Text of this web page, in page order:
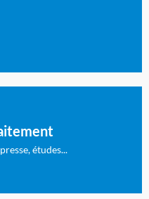
rubriques qui
études...
dans la presse